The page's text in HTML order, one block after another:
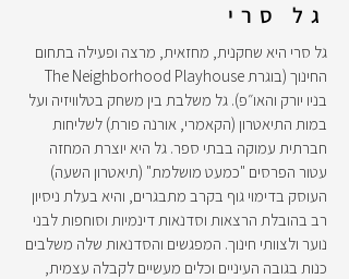
גל סרי
גל סרי היא שחקנית, מחזאית, מרצה ופעילה בתחום
החינוך (בוגרת The Neighborhood Playhouse
בניו יורק והאו״פ). גל משלבת בין משחק בטלוויזיה ועל
במות התיאטרון (הקאמרי, אורנה פורת) לשליחות
חברתית עמוקה בבתי ספר. גל היא יוצרת המחזה
עטור הפרסים "כמעט מושלמת" (תיאטרון השעה)
העוסק בדימוי גוף בקרב מתבגרים, והיא בעלת ניסיון
רב בהובלת הרצאות וסדנאות דינמיות וסוחפות לבני
נוער ולצוותי חינוך. המפגשים והסדנאות שלה משלבים
כנות בגובה העיניים וכלים מעשיים לקבלה עצמית,